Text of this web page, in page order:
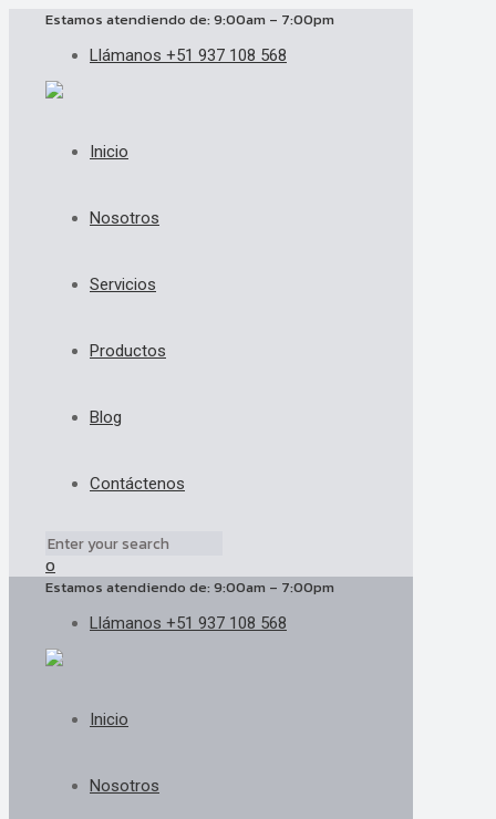
Estamos atendiendo de: 9:00am – 7:00pm
Llámanos +51 937 108 568
Inicio
Nosotros
Servicios
Productos
Blog
Contáctenos
0
Estamos atendiendo de: 9:00am – 7:00pm
Llámanos +51 937 108 568
Inicio
Nosotros